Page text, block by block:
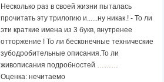
Несколько раз в своей жизни пыталась
прочитать эту трилогию и......ну никак.! - То ли
эти краткие имена из 3 букв, внутренее
отторжение ! То ли бесконечные технические
зубодробительные описания.То ли
живописания подробностей ………
Оценка: нечитаемо